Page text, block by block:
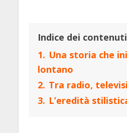
Indice dei contenuti
1. Una storia che
lontano
2. Tra radio,
3. L’eredità